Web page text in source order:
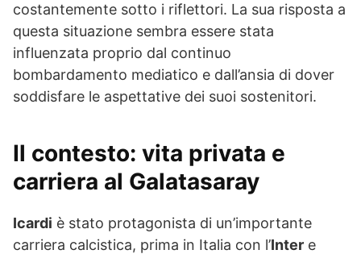
costantemente sotto i riflettori. La sua risposta a
questa situazione sembra essere stata
influenzata proprio dal continuo
bombardamento mediatico e dall’ansia di dover
soddisfare le aspettative dei suoi sostenitori.
Il contesto: vita privata e
carriera al Galatasaray
Icardi è stato protagonista di un’importante
carriera calcistica, prima in Italia con l’Inter e